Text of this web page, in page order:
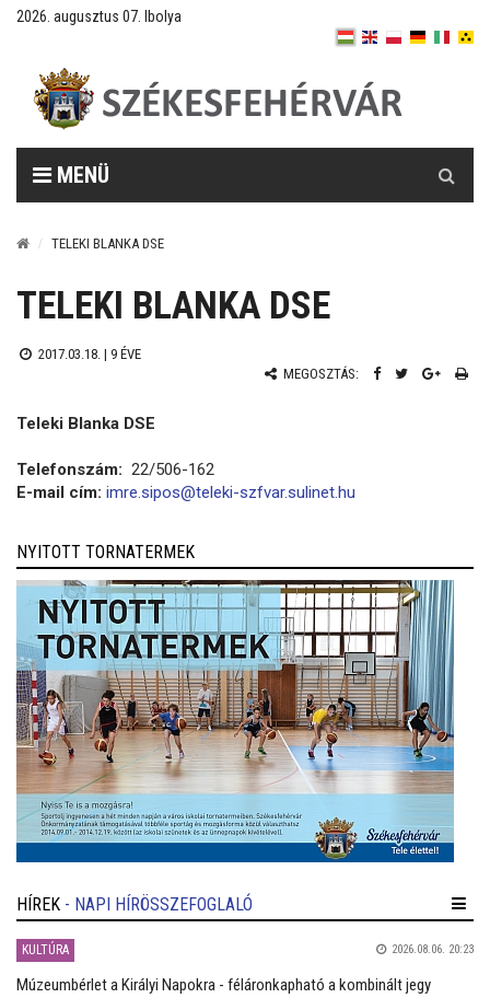
2026. augusztus 07. Ibolya
MENÜ
TELEKI BLANKA DSE
TELEKI BLANKA DSE
2017.03.18. | 9 ÉVE
MEGOSZTÁS:
Teleki Blanka DSE
Telefonszám: 22/506-162
E-mail cím: imre.sipos@teleki-szfvar.sulinet.hu
NYITOTT TORNATERMEK
HÍREK - NAPI HÍRÖSSZEFOGLALÓ
KULTÚRA 2026.08.06. 20:23
Múzeumbérlet a Királyi Napokra - féláronkapható a kombinált jegy